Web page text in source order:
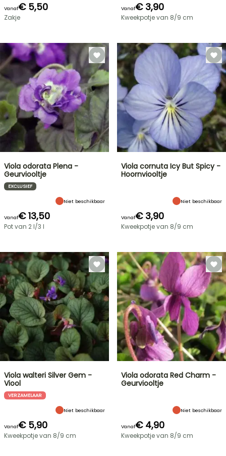
Vanaf€ 5,50
Zakje
Vanaf€ 3,90
Kweekpotje van 8/9 cm
Viola odorata Plena -
Geurviooltje
EXCLUSIEF
Niet beschikbaar
Vanaf€ 13,50
Pot van 2 l/3 l
Viola cornuta Icy But Spicy -
Hoornviooltje
Niet beschikbaar
Vanaf€ 3,90
Kweekpotje van 8/9 cm
Viola walteri Silver Gem -
Viool
VERZAMELAAR
Niet beschikbaar
Vanaf€ 5,90
Kweekpotje van 8/9 cm
Viola odorata Red Charm -
Geurviooltje
Niet beschikbaar
Vanaf€ 4,90
Kweekpotje van 8/9 cm